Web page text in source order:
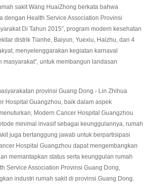
sakit Wang HuaiZhong berkata bahwa
Health Service Association Provinsi
Di Tahun 2015”, program modern kesehatan
distrik Tianhe, Baiyun, Yuexiu, Haizhu, dan 4
menyelenggarakan kegiatan karnaval
untuk membangun landasan
provinsi Guang Dong - Lin Zhihua
Hospital Guangzhou, baik dalam aspek
Modern Cancer Hospital Guangzhou
minimal invasif sebagai keunggulannya, rumah
juga bertanggung jawab untuk berpartisipasi
Hospital Guangzhou dapat mengembangkan
memantapkan status serta keunggulan rumah
Service Association Provinsi Guang Dong,
industri rumah sakit di provinsi Guang Dong.